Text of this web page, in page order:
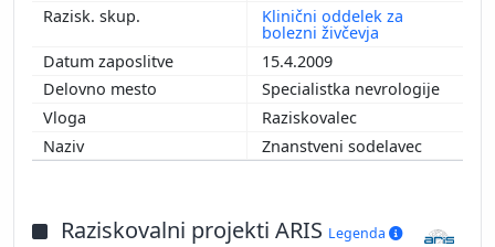
Klinični oddelek za
bolezni živčevja
15.4.2009
Specialistka nevrologije
Raziskovalec
Znanstveni sodelavec
Raziskovalni projekti ARIS Legenda